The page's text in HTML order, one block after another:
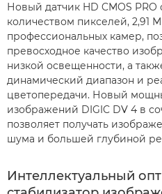
Новый датчик HD CMOS
количеством пикселей, 2,91
профессиональных камер,
превосходное качество
низкой освещенности, а
динамический диапазон и
цветопередачи. Новый
изображений DIGIC DV 4 в
позволяет получать
шума и большей глубиной
Интеллектуальный